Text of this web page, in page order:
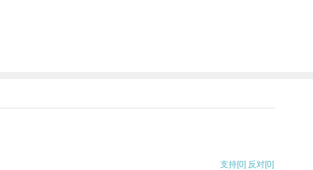
支持[0] 反对[0]